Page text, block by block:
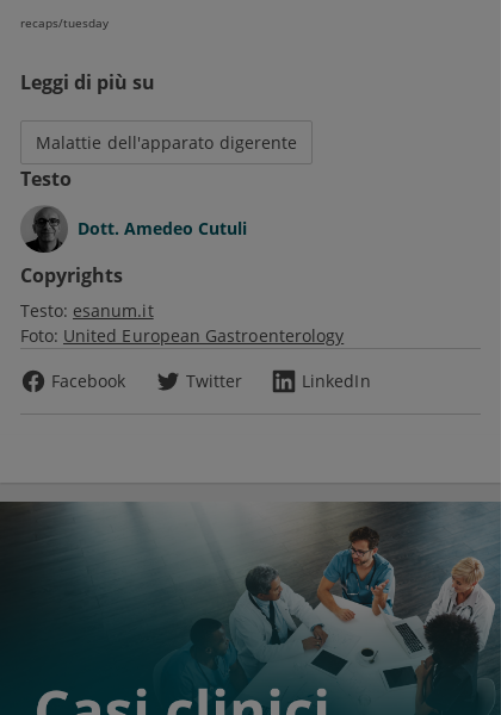
recaps/tuesday
Leggi di più su
Malattie dell'apparato digerente
Testo
Dott. Amedeo Cutuli
Copyrights
Testo: esanum.it
Foto: United European Gastroenterology
Facebook
Twitter LinkedIn